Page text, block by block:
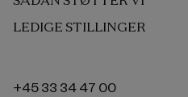
LEDIGE STILLINGER
+45 33 34 47 00